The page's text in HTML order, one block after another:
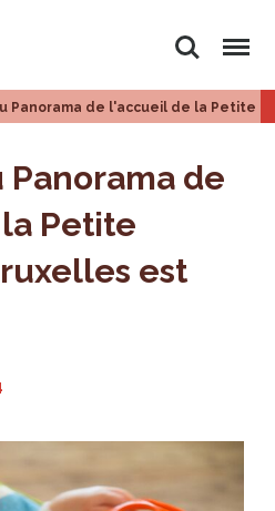
Rechercher
Menu
Panorama de l'accueil de la Petite
Panorama de
Petite
est